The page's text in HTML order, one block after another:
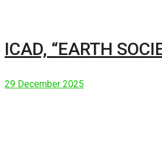
ICAD, “EARTH
29 December 2025